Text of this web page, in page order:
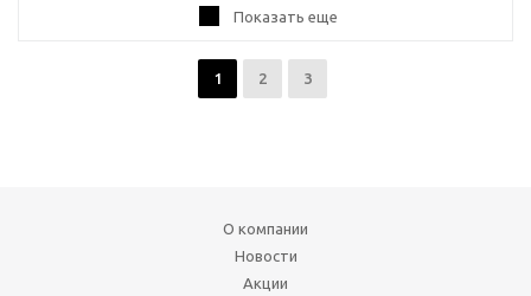
Показать еще
1 2 3
О компании
Новости
Акции